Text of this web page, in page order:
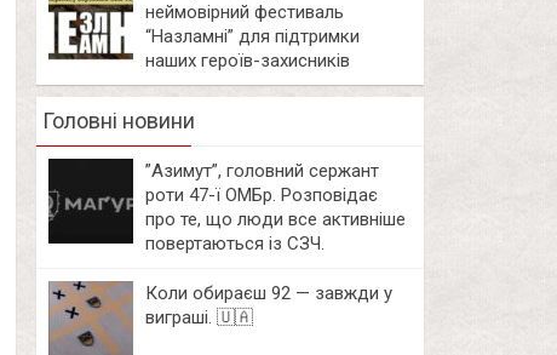
неймовірний фестиваль
“Назламні” для підтримки
наших героїв-захисників
Головні новини
⁨”Азимут”, головний сержант
роти 47-ї ОМБр. Розповідає
про те, що люди все активніше
повертаються із СЗЧ.
Коли обираєш 92 — завжди у
виграші. 🇺🇦